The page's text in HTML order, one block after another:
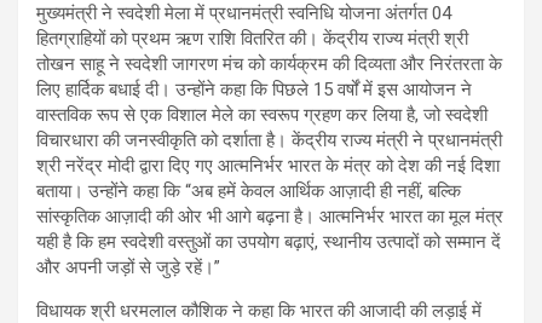
मुख्यमंत्री ने स्वदेशी मेला में प्रधानमंत्री स्वनिधि योजना अंतर्गत 04
हितग्राहियों को प्रथम ऋण राशि वितरित की। केंद्रीय राज्य मंत्री श्री
तोखन साहू ने स्वदेशी जागरण मंच को कार्यक्रम की दिव्यता और निरंतरता के
लिए हार्दिक बधाई दी। उन्होंने कहा कि पिछले 15 वर्षों में इस आयोजन ने
वास्तविक रूप से एक विशाल मेले का स्वरूप ग्रहण कर लिया है, जो स्वदेशी
विचारधारा की जनस्वीकृति को दर्शाता है। केंद्रीय राज्य मंत्री ने प्रधानमंत्री
श्री नरेंद्र मोदी द्वारा दिए गए आत्मनिर्भर भारत के मंत्र को देश की नई दिशा
बताया। उन्होंने कहा कि “अब हमें केवल आर्थिक आज़ादी ही नहीं, बल्कि
सांस्कृतिक आज़ादी की ओर भी आगे बढ़ना है। आत्मनिर्भर भारत का मूल मंत्र
यही है कि हम स्वदेशी वस्तुओं का उपयोग बढ़ाएं, स्थानीय उत्पादों को सम्मान दें
और अपनी जड़ों से जुड़े रहें।”
विधायक श्री धरमलाल कौशिक ने कहा कि भारत की आजादी की लड़ाई में